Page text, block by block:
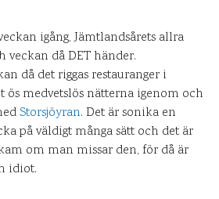
0 KOMMENTARER
igång, Jämtlandsårets allra
veckan då DET händer.
då det riggas restauranger i
ös medvetslös nätterna igenom och
Storsjöyran. Det är sonika en
på väldigt många sätt och det är
om man missar den, för då är
idiot.